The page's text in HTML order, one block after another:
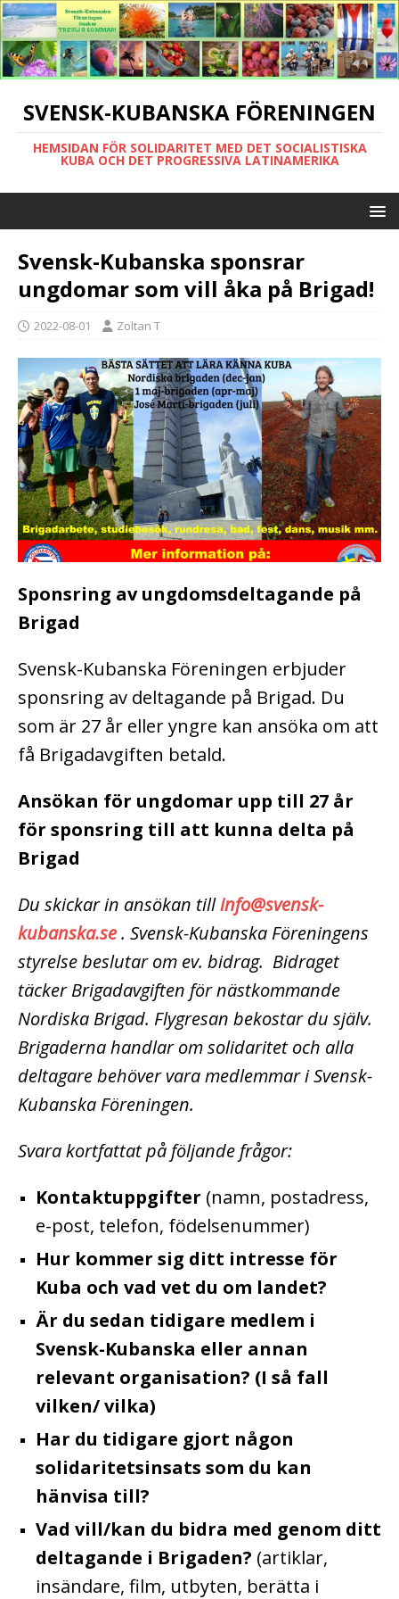
SVENSK-KUBANSKA FÖRENINGEN
HEMSIDAN FÖR SOLIDARITET MED DET SOCIALISTISKA
KUBA OCH DET PROGRESSIVA LATINAMERIKA
Svensk-Kubanska sponsrar
ungdomar som vill åka på Brigad!
2022-08-01 Zoltan T
Sponsring av ungdomsdeltagande på
Brigad
Svensk-Kubanska Föreningen erbjuder
sponsring av deltagande på Brigad. Du
som är 27 år eller yngre kan ansöka om att
få Brigadavgiften betald.
Ansökan för ungdomar upp till 27 år
för sponsring till att kunna delta på
Brigad
Du skickar in ansökan tillinfo@svensk-
kubanska.se. Svensk-Kubanska Föreningens
styrelse beslutar om ev. bidrag. Bidraget
täcker Brigadavgiften för nästkommande
Nordiska Brigad. Flygresan bekostar du själv.
Brigaderna handlar om solidaritet och alla
deltagare behöver vara medlemmar i Svensk-
Kubanska Föreningen.
Svara kortfattat på följande frågor:
Kontaktuppgifter (namn, postadress,
e-post, telefon, födelsenummer)
Hur kommer sig ditt intresse för
Kuba och vad vet du om landet?
Är du sedan tidigare medlem i
Svensk-Kubanska eller annan
relevant organisation? (I så fall
vilken/ vilka)
Har du tidigare gjort någon
solidaritetsinsats som du kan
hänvisa till?
Vad vill/kan du bidra med genom ditt
deltagande i Brigaden? (artiklar,
insändare, film, utbyten, berätta i